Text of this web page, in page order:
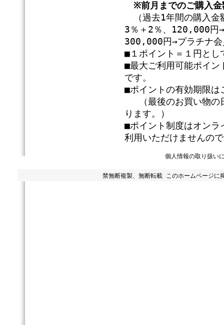
※前月までのご購入
（過去1年間の購入
3％＋2％、120,000円
300,000円→プラチナ会
■１ポイント＝１円とし
■最大ご利用可能ポイン
です。
■ポイントの有効期限は
（最後のお買い物の
ります。）
■ポイント制度はオン
利用いただけませんの
個人情報の取り扱い
禁無断複製、無断転載 このホームページに